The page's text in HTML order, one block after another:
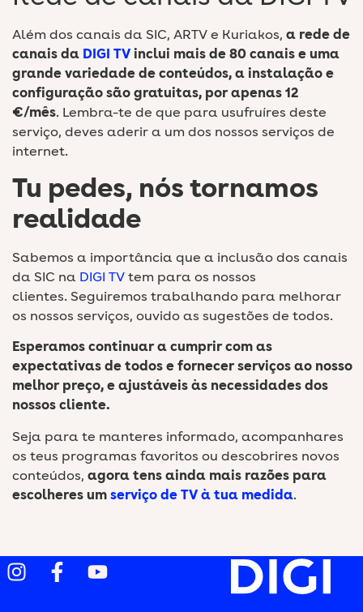
Além dos canais da SIC, ARTV e Kuriakos, a rede de
canais da DIGI TVinclui mais de 80 canais e uma
grande variedade de conteúdos, a instalação e
configuração são gratuitas, por apenas 12
€/mês. Lembra-te de que para usufruíres deste
serviço, deves aderir a um dos nossos serviços de
internet.
Tu pedes, nós tornamos
realidade
Sabemos a importância que a inclusão dos canais
da SIC na DIGI TVtem para os nossos
clientes. Seguiremos trabalhando para melhorar
os nossos serviços, ouvido as sugestões de todos.
Esperamos continuar a cumprir com as
expectativas de todos e fornecer serviços ao nosso
melhor preço, e ajustáveis às necessidades dos
nossos cliente.
Seja para te manteres informado, acompanhares
os teus programas favoritos ou descobrires novos
conteúdos, agora tens ainda mais razões para
escolheres umserviço de TV à tua medida.